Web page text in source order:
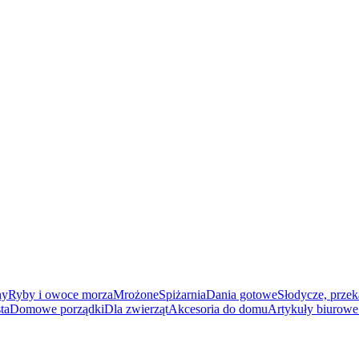
Ryby i owoce morzaMrożoneSpiżarniaDania gotoweSłodycze,
Domowe porządkiDla zwierzątAkcesoria do domuArtykuły